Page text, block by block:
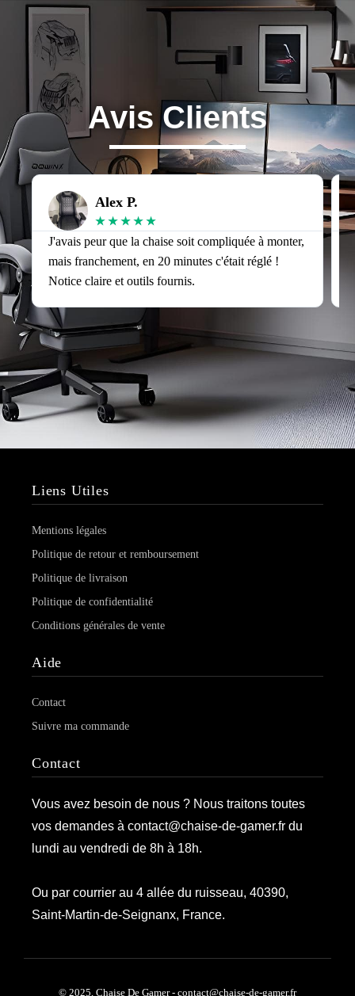
Avis Clients
Alex P.
★ ★ ★ ★ ★
J'avais peur que la chaise soit compliquée à monter,
mais franchement, en 20 minutes c'était réglé !
Notice claire et outils fournis.
Liens Utiles
Mentions légales
Politique de retour et remboursement
Politique de livraison
Politique de confidentialité
Conditions générales de vente
Aide
Contact
Suivre ma commande
Contact
Vous avez besoin de nous ? Nous traitons toutes
vos demandes à contact@chaise-de-gamer.fr du
lundi au vendredi de 8h à 18h.
Ou par courrier au 4 allée du ruisseau, 40390,
Saint-Martin-de-Seignanx, France.
© 2025, Chaise De Gamer - contact@chaise-de-gamer.fr